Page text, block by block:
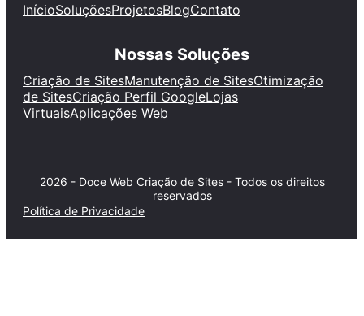
InícioSoluçõesProjetosBlogContato
Nossas Soluções
Criação de SitesManutenção de SitesOtimização
de SitesCriação Perfil GoogleLojas
VirtuaisAplicações Web
2026 - Doce Web Criação de Sites - Todos os direitos
reservados
Política de Privacidade